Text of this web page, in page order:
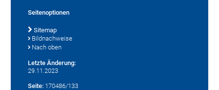
Seitenoptionen
Sitemap
Bildnachweise
Nach oben
Letzte Änderung:
29.11.2023
Seite: 170486/133